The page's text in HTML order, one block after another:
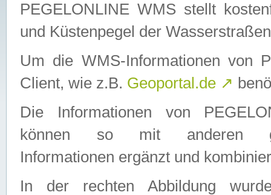
PEGELONLINE WMS stellt
und Küstenpegel der
Um die WMS-Informationen von
Client, wie z.B. Geoportal.de ↗
Die Informationen von
können so mit anderen
Informationen ergänzt und
In der rechten Abbildung